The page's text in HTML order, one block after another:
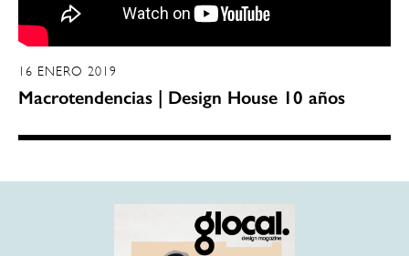
16 ENERO 2019
Macrotendencias | Design House 10 años